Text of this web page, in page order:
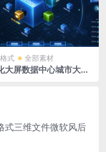
式 全部素材
大屏数据中心城市大脑
式三维文件微软风后